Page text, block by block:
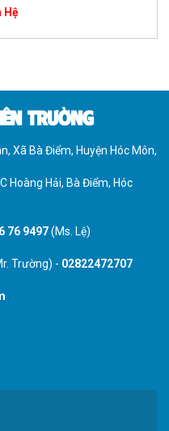
Hệ
TRƯỜNG
Xã Bà Điểm, Huyện Hóc Môn,
Hoàng Hải, Bà Điểm, Hóc
76 9497(Ms. Lệ)
Trường) - 02822472707